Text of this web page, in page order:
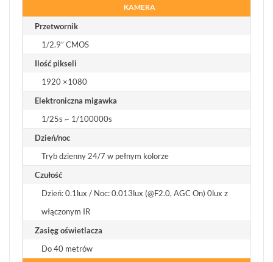
KAMERA
Przetwornik
1/2.9” CMOS
Ilość pikseli
1920 ×1080
Elektroniczna migawka
1/25s ~ 1/100000s
Dzień/noc
Tryb dzienny 24/7 w pełnym kolorze
Czułość
Dzień: 0.1lux / Noc: 0.013lux (@F2.0, AGC On) 0lux z
włączonym IR
Zasięg oświetlacza
Do 40 metrów